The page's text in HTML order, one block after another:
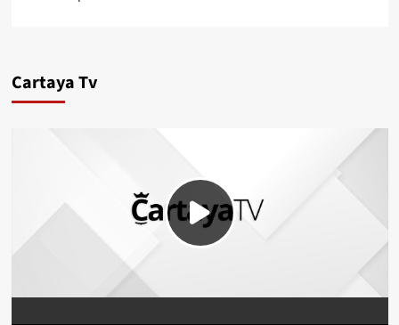
Cartaya Tv